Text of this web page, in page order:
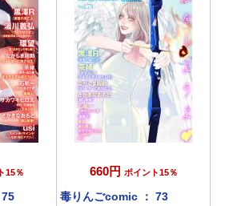
15％ 660円 ポイント15％
毒りんごcomic ： 73